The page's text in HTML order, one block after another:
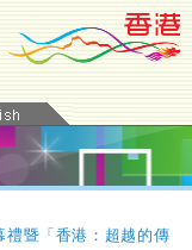
禮暨「香港：超越的傳